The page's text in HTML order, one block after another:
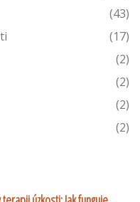
(43)
(17)
(2)
(2)
(2)
(2)